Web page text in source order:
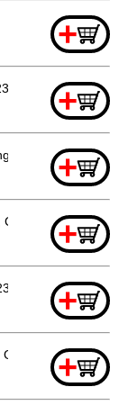
+
For Irl+
+
+
+
g23u2,
+